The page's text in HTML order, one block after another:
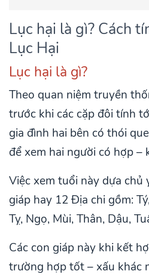
Lục hại là gì? Cách
Lục Hại
Lục hại là gì?
Theo quan niệm truyền
trước khi các cặp đôi tính
gia đình hai bên có thói
để xem hai người có hợp –
Việc xem tuổi này dựa chủ
giáp hay 12 Địa chi gồm:
Tỵ, Ngọ, Mùi, Thân, Dậu,
Các con giáp này khi kết
trường hợp tốt – xấu khác